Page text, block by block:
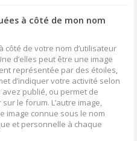
à côté de mon nom
de votre nom d’utilisateur
d’elles peut être une image
représentée par des étoiles,
d’indiquer votre activité selon
publié, ou permet de
le forum. L’autre image,
image connue sous le nom
et personnelle à chaque